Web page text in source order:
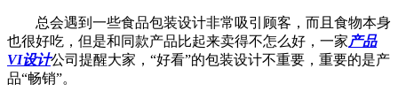
总会遇到一些食品包装设计非常吸引顾客，而且食物本身
也很好吃，但是和同款产品比起来卖得不怎么好，一家产品
VI设计公司提醒大家，“好看”的包装设计不重要，重要的是产
品“畅销”。